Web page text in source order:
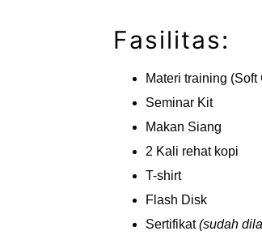
Fasilitas:
Materi training
Seminar Kit
Makan Siang
2 Kali rehat kopi
T-shirt
Flash Disk
Sertifikat(sudah